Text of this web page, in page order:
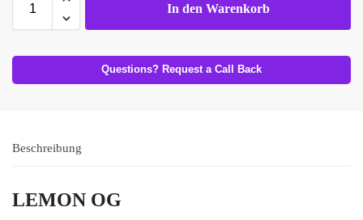
In den Warenkorb
Questions? Request a Call Back
Beschreibung
LEMON OG